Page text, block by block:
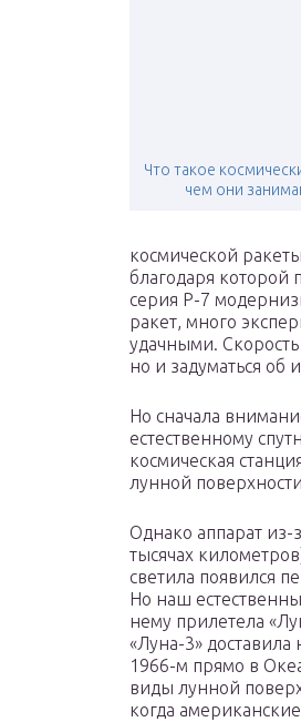
Что такое
чем они
космической
благодаря которой
серия Р-7
ракет, много
удачными.
но и задуматься об
Но сначала
естественному
космическая
лунной поверхности
Однако аппарат из-
тысячах
светила появился
Но наш
нему прилетела
«Луна-3»
1966-м прямо в
виды лунной
когда